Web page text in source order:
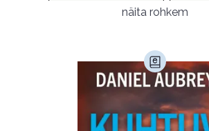
Populaarsed (25)
Armastusromaanid
Audioperioodika
Biograafiad (229)
näita rohkem